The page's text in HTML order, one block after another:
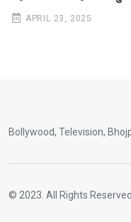
APRIL 23, 2025
Bollywood, Television,
© 2023. All Rights